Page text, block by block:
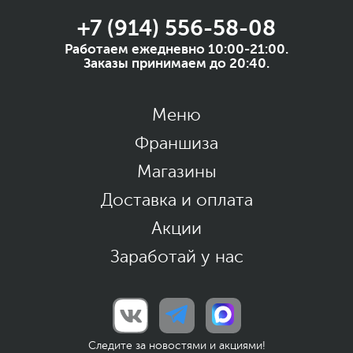
+7 (914) 556-58-08
Работаем ежедневно 10:00-21:00.
Заказы принимаем до 20:40.
Меню
Франшиза
Магазины
Доставка и оплата
Акции
Заработай у нас
Следите за новостями и акциями!